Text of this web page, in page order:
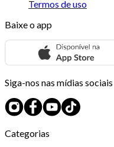
Termos de uso
Baixe o app
Siga-nos nas mídias sociais
Categorias